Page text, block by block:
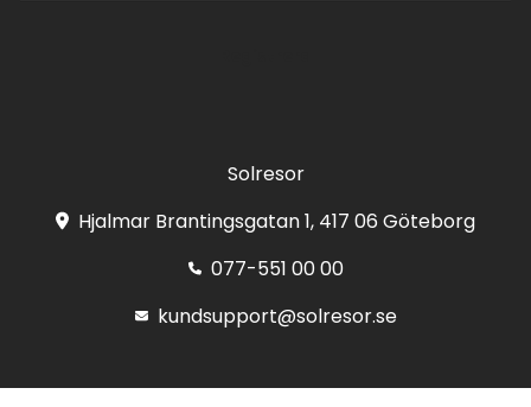
Solresor
Hjalmar Brantingsgatan 1, 417 06 Göteborg
077-551 00 00
kundsupport@solresor.se